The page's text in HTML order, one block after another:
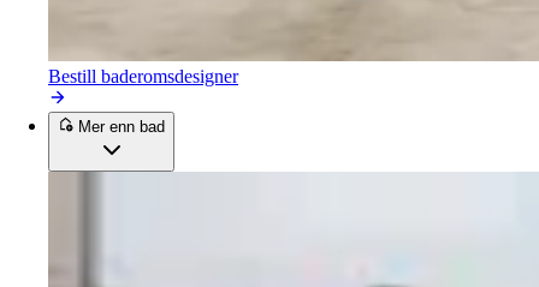
Bestill baderomsdesigner
Mer enn bad